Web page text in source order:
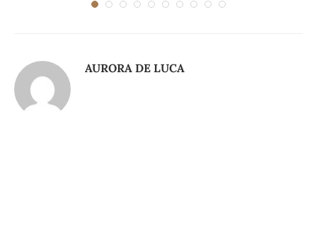
AURORA DE LUCA